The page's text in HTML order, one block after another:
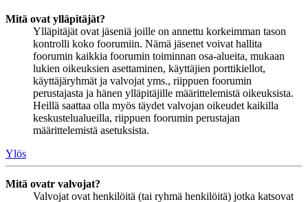
Mitä ovat ylläpitäjät?
Ylläpitäjät ovat jäseniä joille on annettu korkeimman tason
kontrolli koko foorumiin. Nämä jäsenet voivat hallita
foorumin kaikkia foorumin toiminnan osa-alueita, mukaan
lukien oikeuksien asettaminen, käyttäjien porttikiellot,
käyttäjäryhmät ja valvojat yms., riippuen foorumin
perustajasta ja hänen ylläpitäjille määrittelemistä oikeuksista.
Heillä saattaa olla myös täydet valvojan oikeudet kaikilla
keskustelualueilla, riippuen foorumin perustajan
määrittelemistä asetuksista.
Ylös
Mitä ovatr valvojat?
Valvojat ovat henkilöitä (tai ryhmä henkilöitä) jotka katsovat